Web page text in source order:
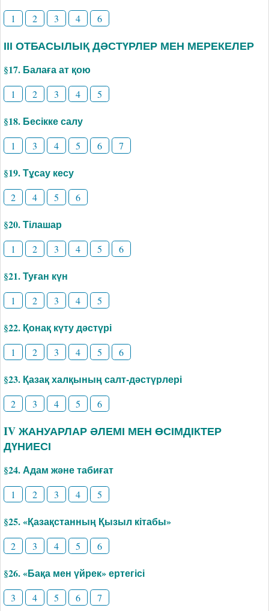
1 2 3 4 6
ІІІ ОТБАСЫЛЫҚ ДӘСТҮРЛЕР МЕН МЕРЕКЕЛЕР
§17. Балаға ат қою
1 2 3 4 5
§18. Бесікке салу
1 3 4 5 6 7
§19. Тұсау кесу
2 4 5 6
§20. Тілашар
1 2 3 4 5 6
§21. Туған күн
1 2 3 4 5
§22. Қонақ күту дәстүрі
1 2 3 4 5 6
§23. Қазақ халқының салт-дәстүрлері
2 3 4 5 6
IV ЖАНУАРЛАР ӘЛЕМІ МЕН ӨСІМДІКТЕР
ДҮНИЕСІ
§24. Адам және табиғат
1 2 3 4 5
§25. «Қазақстанның Қызыл кітабы»
2 3 4 5 6
§26. «Бақа мен үйрек» ертегісі
3 4 5 6 7